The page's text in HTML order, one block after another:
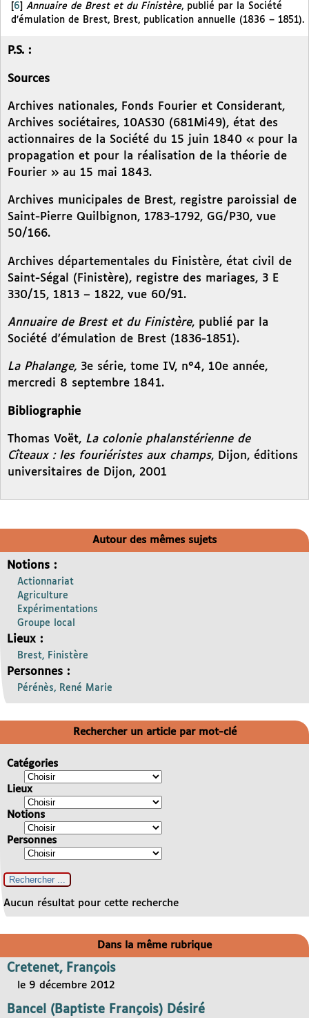
[6] Annuaire de Brest et du Finistère, publié par la Société
d’émulation de Brest, Brest, publication annuelle (1836 – 1851).
P.S. :
Sources
Archives nationales, Fonds Fourier et Considerant,
Archives sociétaires, 10AS30 (681Mi49), état des
actionnaires de la Société du 15 juin 1840 « pour la
propagation et pour la réalisation de la théorie de
Fourier » au 15 mai 1843.
Archives municipales de Brest, registre paroissial de
Saint-Pierre Quilbignon, 1783-1792, GG/P30, vue
50/166.
Archives départementales du Finistère, état civil de
Saint-Ségal (Finistère), registre des mariages, 3 E
330/15, 1813 – 1822, vue 60/91.
Annuaire de Brest et du Finistère, publié par la
Société d’émulation de Brest (1836-1851).
La Phalange, 3e série, tome IV, n°4, 10e année,
mercredi 8 septembre 1841.
Bibliographie
Thomas Voët, La colonie phalanstérienne de
Cîteaux : les fouriéristes aux champs, Dijon, éditions
universitaires de Dijon, 2001
Autour des mêmes sujets
Notions :
Actionnariat
Agriculture
Expérimentations
Groupe local
Lieux :
Brest, Finistère
Personnes :
Pérénès, René Marie
Rechercher un article par mot-clé
Catégories
Lieux
Notions
Personnes
Aucun résultat pour cette recherche
Dans la même rubrique
Cretenet, François
le 9 décembre 2012
Bancel (Baptiste François) Désiré